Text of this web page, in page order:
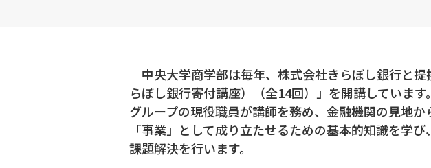
中央大学商学部は毎年、株式会社きらぼし銀行と
らぼし銀行寄付講座）（全14回）」を開講していま
グループの現役職員が講師を務め、金融機関の見地
「事業」として成り立たせるための基本的知識を学
課題解決を行います。